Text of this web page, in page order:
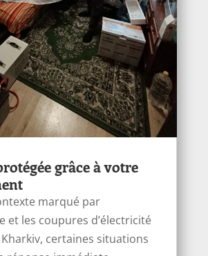
grâce à votre
marqué par
et les coupures d’électricité
certaines situations